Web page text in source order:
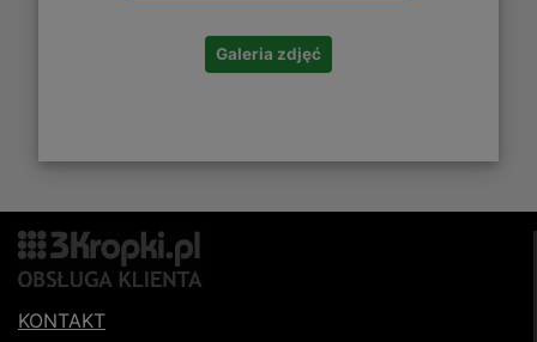
Galeria zdjęć
KONTAKT